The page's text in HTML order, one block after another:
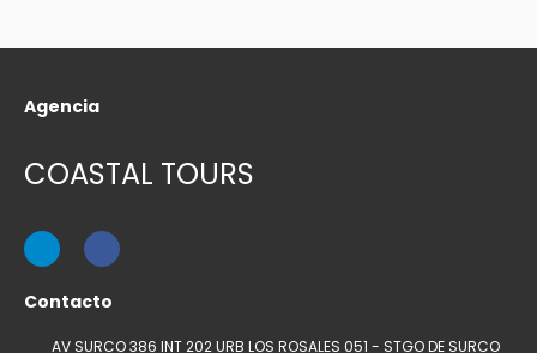
Agencia
COASTAL TOURS
Contacto
AV SURCO 386 INT 202 URB LOS ROSALES 051 - STGO DE SURCO